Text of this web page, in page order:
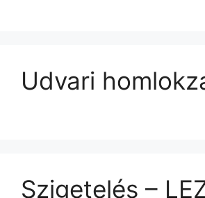
Udvari
Szigetelés –